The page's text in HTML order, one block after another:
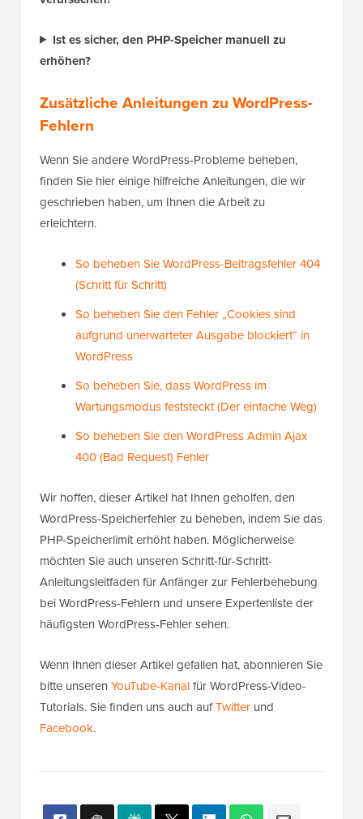
Ist es sicher, den PHP-Speicher manuell zu
erhöhen?
Zusätzliche Anleitungen zu WordPress-
Fehlern
Wenn Sie andere WordPress-Probleme beheben,
finden Sie hier einige hilfreiche Anleitungen, die wir
geschrieben haben, um Ihnen die Arbeit zu
erleichtern.
So beheben Sie WordPress-Beitragsfehler 404
(Schritt für Schritt)
So beheben Sie den Fehler „Cookies sind
aufgrund unerwarteter Ausgabe blockiert“ in
WordPress
So beheben Sie, dass WordPress im
Wartungsmodus feststeckt (Der einfache Weg)
So beheben Sie den WordPress Admin Ajax
400 (Bad Request) Fehler
Wir hoffen, dieser Artikel hat Ihnen geholfen, den
WordPress-Speicherfehler zu beheben, indem Sie das
PHP-Speicherlimit erhöht haben. Möglicherweise
möchten Sie auch unseren Schritt-für-Schritt-
Anleitungsleitfaden für Anfänger zur Fehlerbehebung
bei WordPress-Fehlern und unsere Expertenliste der
häufigsten WordPress-Fehler sehen.
Wenn Ihnen dieser Artikel gefallen hat, abonnieren Sie
bitte unseren YouTube-Kanalfür WordPress-Video-
Tutorials. Sie finden uns auch aufTwitter und
Facebook.